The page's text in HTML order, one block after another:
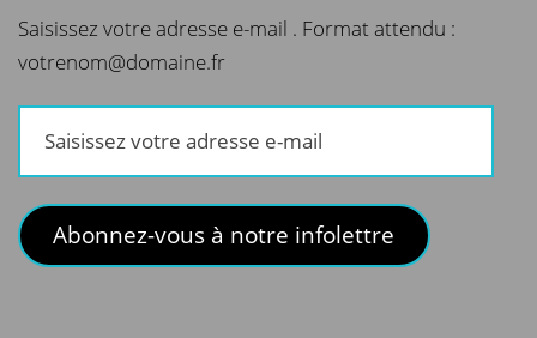
Saisissez votre adresse e-mail . Format attendu :
votrenom@domaine.fr
votre
e-
mail
Abonnez-vous à notre infolettre